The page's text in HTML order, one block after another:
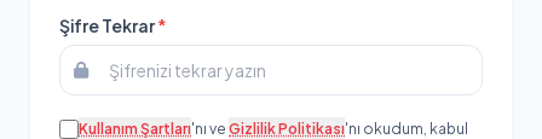
Şifre Tekrar*
Kullanım Şartları'nı ve Gizlilik Politikası'nı okudum, kabul